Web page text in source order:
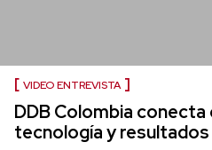
VIDEO ENTREVISTA
DDB Colombia
tecnología y resultados